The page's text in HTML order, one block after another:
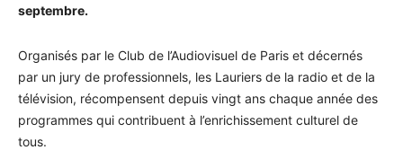
septembre.
Organisés par le Club de l’Audiovisuel de Paris et décernés
par un jury de professionnels, les Lauriers de la radio et de la
télévision, récompensent depuis vingt ans chaque année des
programmes qui contribuent à l’enrichissement culturel de
tous.